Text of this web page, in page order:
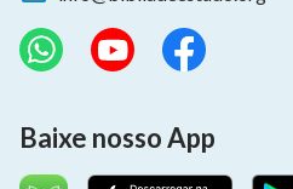
Baixe nosso App